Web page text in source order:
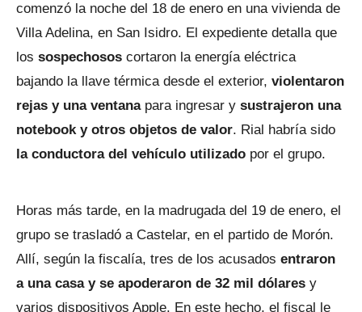
comenzó la noche del 18 de enero en una vivienda de
Villa Adelina, en San Isidro. El expediente detalla que
los sospechosos cortaron la energía eléctrica
bajando la llave térmica desde el exterior, violentaron
rejas y una ventana para ingresar y sustrajeron una
notebook y otros objetos de valor. Rial habría sido
la conductora del vehículo utilizado por el grupo.
Horas más tarde, en la madrugada del 19 de enero, el
grupo se trasladó a Castelar, en el partido de Morón.
Allí, según la fiscalía, tres de los acusados entraron
a una casa y se apoderaron de 32 mil dólares y
varios dispositivos Apple. En este hecho, el fiscal le